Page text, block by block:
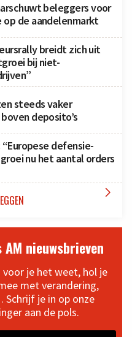
beleggers voor
de aandelenmarkt
breidt zich uit
bij niet-
steeds vaker
deposito’s
“Europese defensie-
nu het aantal orders

nieuwsbrieven
voor je het weet, hol je
met verandering,
Schrijf je in op onze
aan de pols.